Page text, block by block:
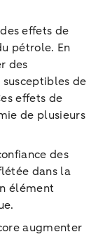
effets de
pétrole. En
des
de
effets de
de plusieurs
des
dans la
élément
augmenter